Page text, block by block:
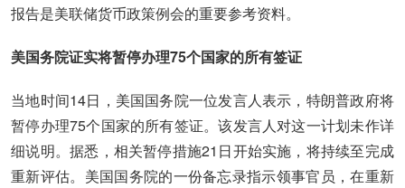
报告是美联储货币政策例会的重要参考资料。
美国务院证实将暂停办理75个国家的所有签证
当地时间14日，美国国务院一位发言人表示，特朗普政府将
暂停办理75个国家的所有签证。该发言人对这一计划未作详
细说明。据悉，相关暂停措施21日开始实施，将持续至完成
重新评估。美国国务院的一份备忘录指示领事官员，在重新